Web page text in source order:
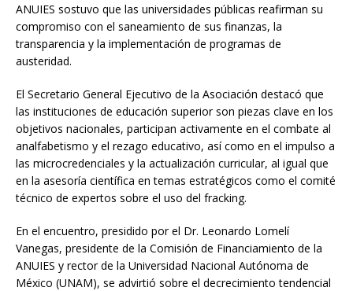
ANUIES sostuvo que las universidades públicas reafirman su
compromiso con el saneamiento de sus finanzas, la
transparencia y la implementación de programas de
austeridad.
El Secretario General Ejecutivo de la Asociación destacó que
las instituciones de educación superior son piezas clave en los
objetivos nacionales, participan activamente en el combate al
analfabetismo y el rezago educativo, así como en el impulso a
las microcredenciales y la actualización curricular, al igual que
en la asesoría científica en temas estratégicos como el comité
técnico de expertos sobre el uso del fracking.
En el encuentro, presidido por el Dr. Leonardo Lomelí
Vanegas, presidente de la Comisión de Financiamiento de la
ANUIES y rector de la Universidad Nacional Autónoma de
México (UNAM), se advirtió sobre el decrecimiento tendencial